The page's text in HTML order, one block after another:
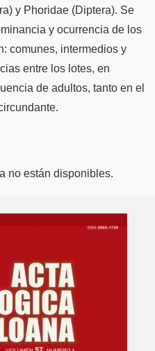
y Phoridae (Diptera). Se
y ocurrencia de los
comunes, intermedios y
entre los lotes, en
de adultos, tanto en el
no están disponibles.